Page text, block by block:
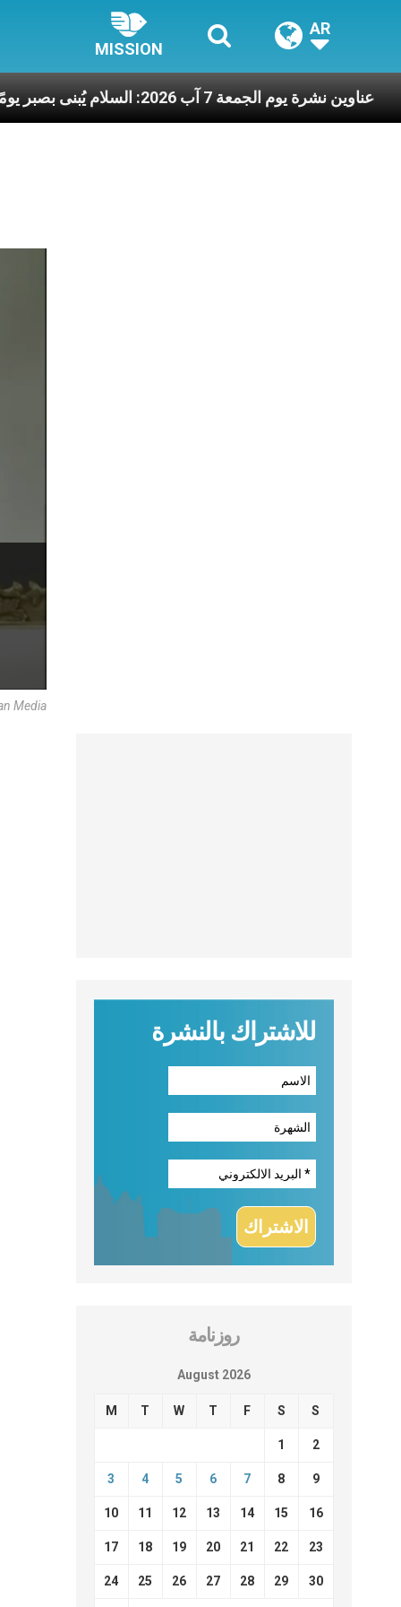
MISSION
AR
عناوين نشرة يوم الجمعة 7 آب 2026: السلام يُبنى بصبر يومًا بعد يوم
Media
للاشتراك بالنشرة
روزنامة
August 2026
M T W T F S S
1 2
3 4 5 6 7 8 9
10 11 12 13 14 15 16
17 18 19 20 21 22 23
24 25 26 27 28 29 30